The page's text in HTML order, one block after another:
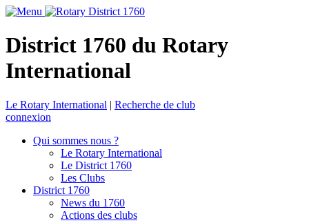
District 1760 du Rotary
International
Le Rotary International | Recherche de club
connexion
Qui sommes nous ?
Le Rotary International
Le District 1760
Les Clubs
District 1760
News du 1760
Actions des clubs